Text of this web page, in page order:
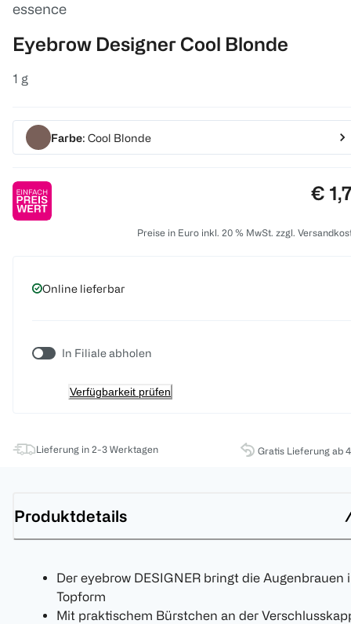
essence
Eyebrow Designer Cool Blonde
1 g
Farbe: Cool Blonde
€
Preise in Euro inkl. 20 % MwSt. zzgl.
Online lieferbar
In Filiale abholen
Verfügbarkeit prüfen
Lieferung in 2-3 Werktagen Gratis Lieferung ab
Produktdetails
Der eyebrow DESIGNER bringt die Augenbrauen
Topform
Mit praktischem Bürstchen an der